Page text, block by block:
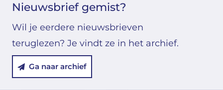
Nieuwsbrief gemist?
Wil je eerdere nieuwsbrieven
teruglezen? Je vindt ze in het archief.
Ga naar archief